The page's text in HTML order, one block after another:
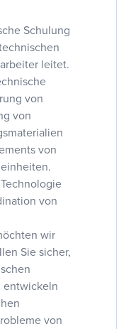
Schulung
leitet.
von
von
von
von
wir
Sie sicher,
entwickeln
von